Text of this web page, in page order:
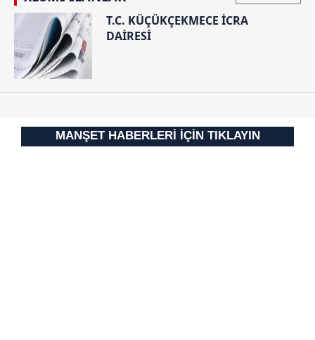
Çerezlere ilişkin tercihlerinizi aşağıda yer alan panel
vasıtasıyla belirleyebilirsiniz. Çerezlere ilişkin detaylı bilgi
için Ayarlar butonuna tıklayabilir,
Metnimiziziyaret edebilirsiniz.
ilgili mevzuata uygun olarak kullanılan çerezlerle ilgili bilgi
T.C. KÜÇÜKÇEKMECE İCRA
DAİRESİ
MANŞET HABERLERİ İÇİN TIKLAYIN